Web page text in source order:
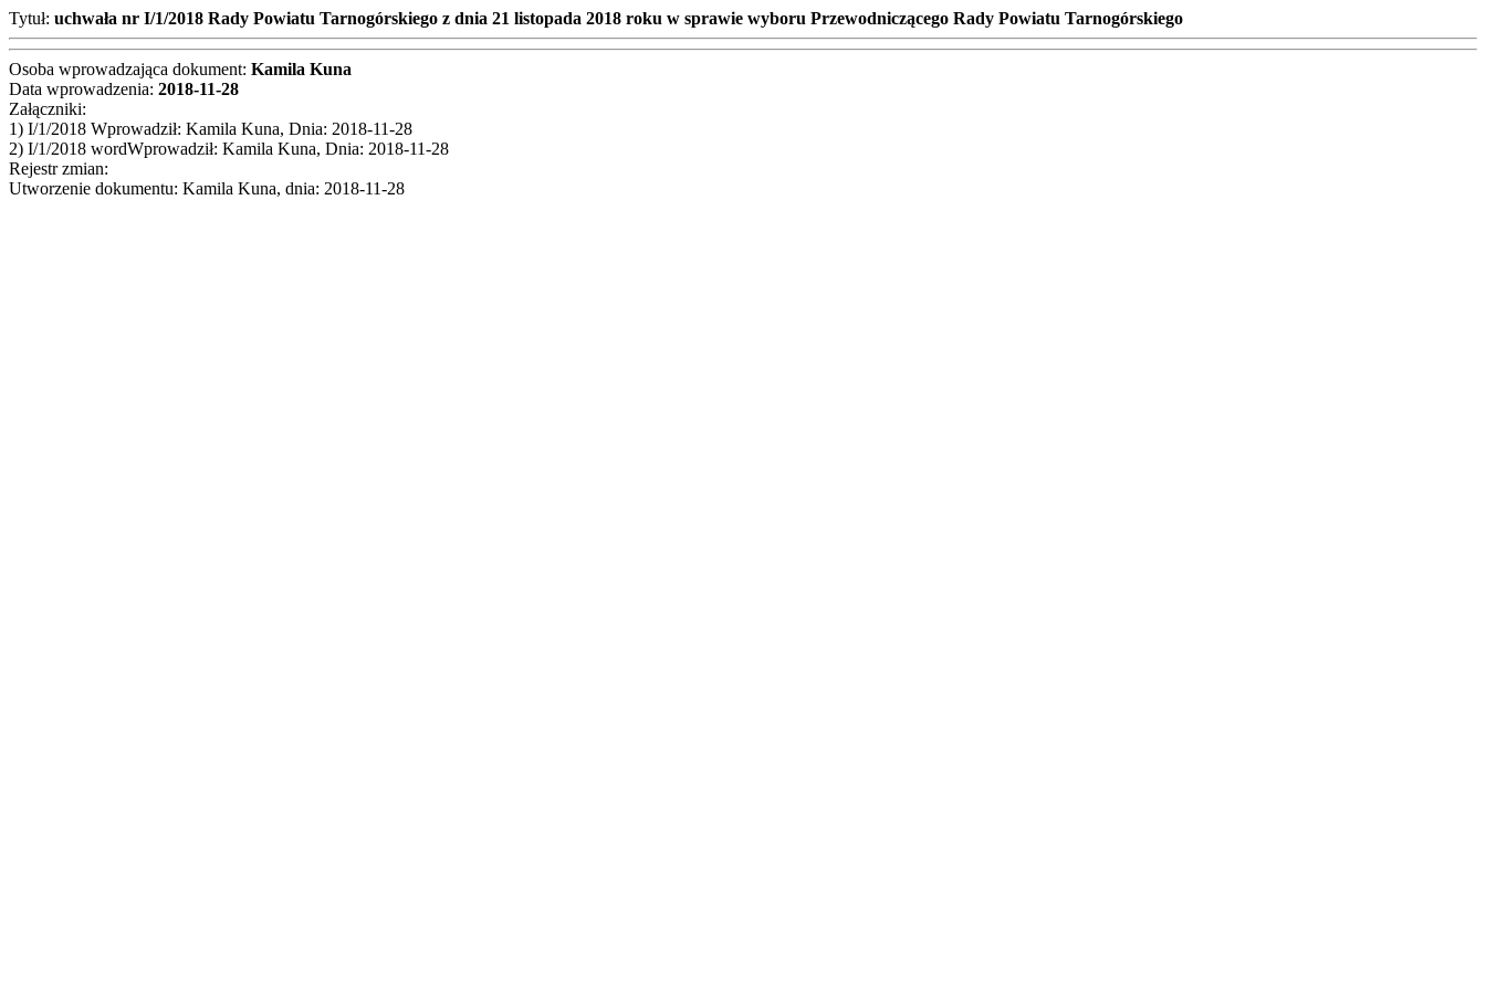
Tytuł: uchwała nr I/1/2018 Rady Powiatu Tarnogórskiego z dnia 21 listopada 2018 roku w sprawie wyboru Przewodniczącego Rady Powiatu Tarnogórskiego
Osoba wprowadzająca dokument: Kamila Kuna
Data wprowadzenia: 2018-11-28
Załączniki:
1) I/1/2018 Wprowadził: Kamila Kuna, Dnia: 2018-11-28
2) I/1/2018 wordWprowadził: Kamila Kuna, Dnia: 2018-11-28
Rejestr zmian:
Utworzenie dokumentu: Kamila Kuna, dnia: 2018-11-28